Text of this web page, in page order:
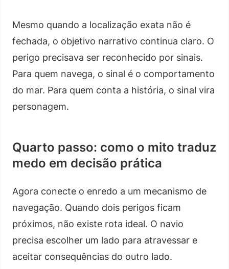
Mesmo quando a localização exata não é
fechada, o objetivo narrativo continua claro. O
perigo precisava ser reconhecido por sinais.
Para quem navega, o sinal é o comportamento
do mar. Para quem conta a história, o sinal vira
personagem.
Quarto passo: como o mito traduz
medo em decisão prática
Agora conecte o enredo a um mecanismo de
navegação. Quando dois perigos ficam
próximos, não existe rota ideal. O navio
precisa escolher um lado para atravessar e
aceitar consequências do outro lado.